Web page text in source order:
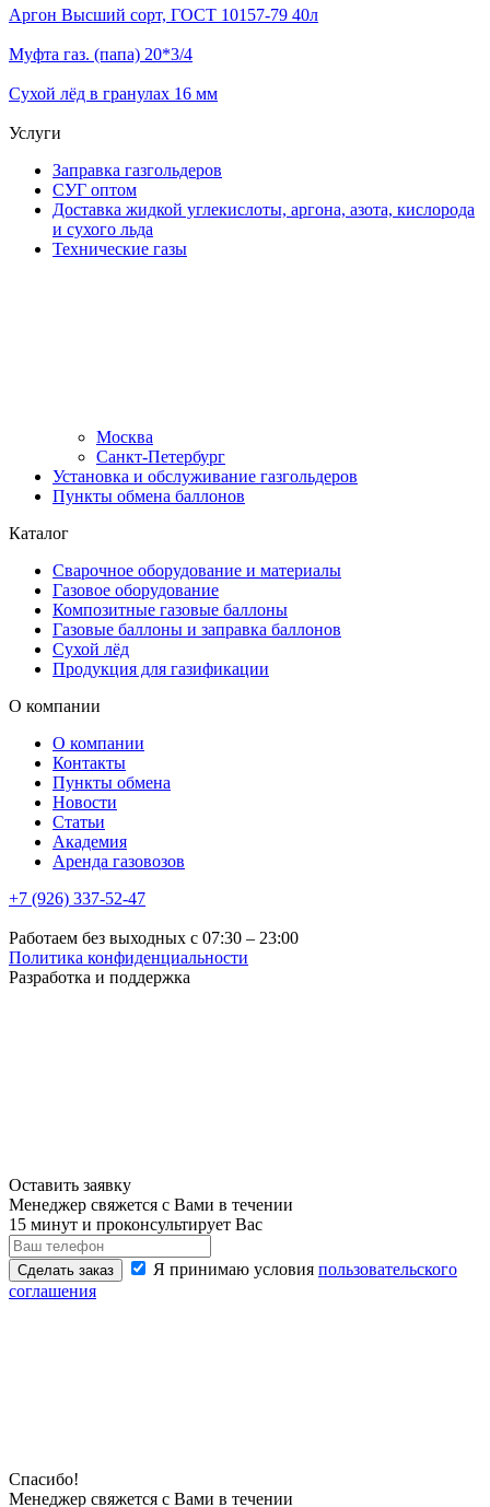
Аргон Высший сорт, ГОСТ 10157-79 40л
Муфта газ. (папа) 20*3/4
Сухой лёд в гранулах 16 мм
Услуги
Заправка газгольдеров
СУГ оптом
Доставка жидкой углекислоты, аргона, азота, кислорода
и сухого льда
Технические газы
Москва
Санкт-Петербург
Установка и обслуживание газгольдеров
Пункты обмена баллонов
Каталог
Сварочное оборудование и материалы
Газовое оборудование
Композитные газовые баллоны
Газовые баллоны и заправка баллонов
Сухой лёд
Продукция для газификации
О компании
О компании
Контакты
Пункты обмена
Новости
Статьи
Академия
Аренда газовозов
+7 (926) 337-52-47
Работаем без выходных с 07:30 – 23:00
Политика конфиденциальности
Разработка и поддержка
Оставить заявку
Менеджер свяжется с Вами в течении
15 минут и проконсультирует Вас
Сделать заказ Я принимаю условия пользовательского
соглашения
Спасибо!
Менеджер свяжется с Вами в течении